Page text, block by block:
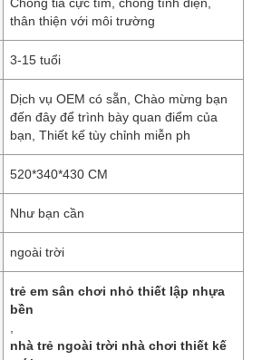
thân thiện với môi trường
3-15 tuổi
Dịch vụ OEM có sẵn, Chào mừng bạn
đến đây để trình bày quan điểm của
bạn, Thiết kế tùy chỉnh miễn ph
520*340*430 CM
Như bạn cần
ngoài trời
trẻ em sân chơi nhỏ thiết lập nhựa
bền
nhà trẻ ngoài trời nhà chơi thiết kế